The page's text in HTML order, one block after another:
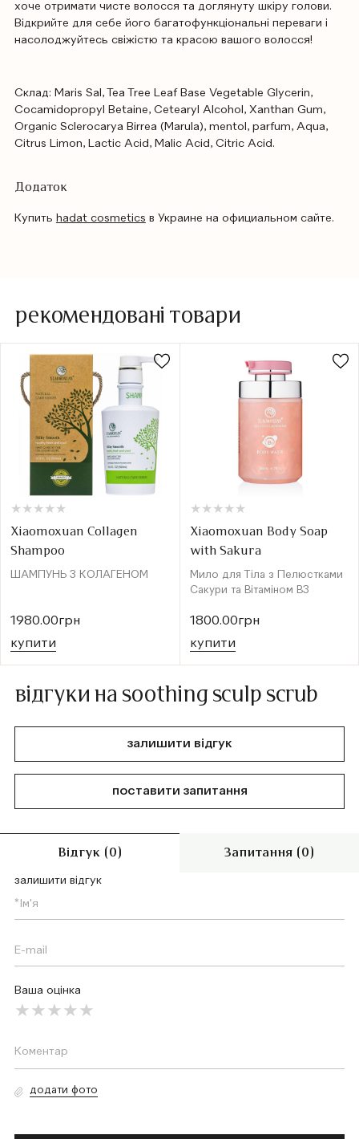
хоче отримати чисте волосся та доглянуту шкіру голови.
Відкрийте для себе його багатофункціональні переваги і
насолоджуйтесь свіжістю та красою вашого волосся!
Склад: Maris Sal, Tea Tree Leaf Base Vegetable Glycerin,
Cocamidopropyl Betaine, Cetearyl Alcohol, Xanthan Gum,
Organic Sclerocarya Birrea (Marula), mentol, parfum, Aqua,
Citrus Limon, Lactic Acid, Malic Acid, Citric Acid.
Додаток
Купить hadat cosmetics в Украине на официальном сайте.
рекомендовані товари
★
★ ★
★ ★
★ ★
★ ★
★
Xiaomoxuan Collagen
Shampoo
ШАМПУНЬ З КОЛАГЕНОМ
1980.00грн
купити
★
★ ★
★ ★
★ ★
★ ★
★
Xiaomoxuan Body Soap
with Sakura
Мило для Тіла з Пелюстками
Сакури та Вітаміном B3
1800.00грн
купити
відгуки на soothing sculp scrub
залишити відгук
поставити запитання
Відгук (0) Запитання (0)
залишити відгук
Ваша оцінка
додати фото